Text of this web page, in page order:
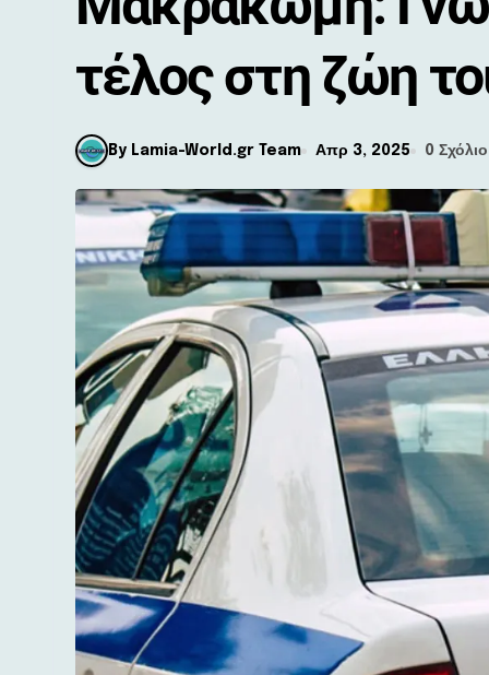
τέλος στη ζώη
By Lamia-World.gr Team Απρ 3, 2025 0 Σχόλιο